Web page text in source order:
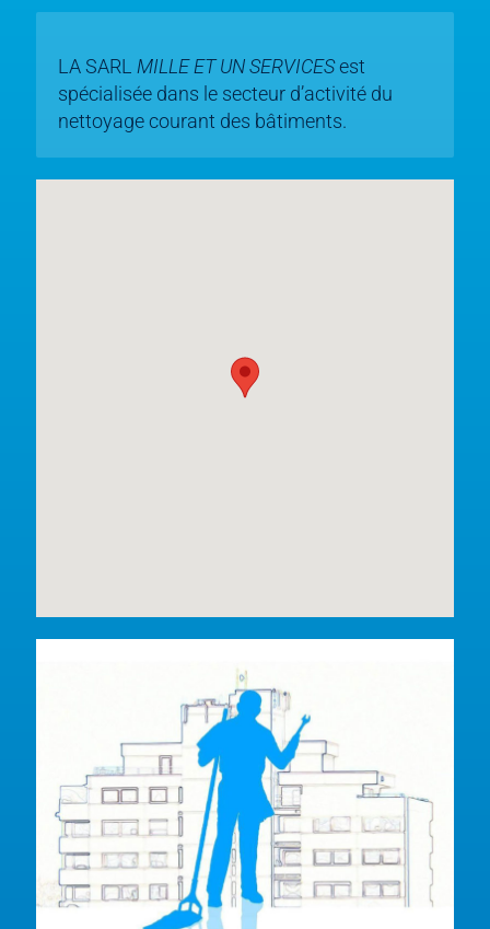
LA SARL MILLE ET UN SERVICESest
spécialisée dans le secteur d’activité du
nettoyage courant des bâtiments.